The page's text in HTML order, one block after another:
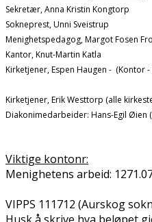
Sekretær, Anna Kristin Kongtorp
Sokneprest, Unni Sveistrup
Menighetspedagog, Margot Fosen
Kantor, Knut-Martin Katla
Kirketjener, Espen Haugen - (Kontor
Kirketjener, Erik Westtorp (alle
Diakonimedarbeider: Hans-Egil Øien
Viktige kontonr:
Menighetens arbeid:
VIPPS 111712 (Aurskog